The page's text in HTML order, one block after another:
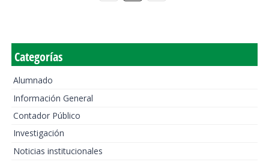
Categorías
Alumnado
Información General
Contador Público
Investigación
Noticias institucionales